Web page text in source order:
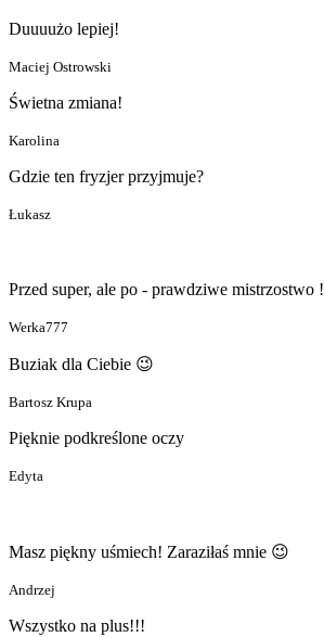
Duuuużo lepiej!
Maciej Ostrowski
Świetna zmiana!
Karolina
Gdzie ten fryzjer przyjmuje?
Łukasz
Przed super, ale po - prawdziwe mistrzostwo !
Werka777
Buziak dla Ciebie 😉
Bartosz Krupa
Pięknie podkreślone oczy
Edyta
Masz piękny uśmiech! Zaraziłaś mnie 😉
Andrzej
Wszystko na plus!!!